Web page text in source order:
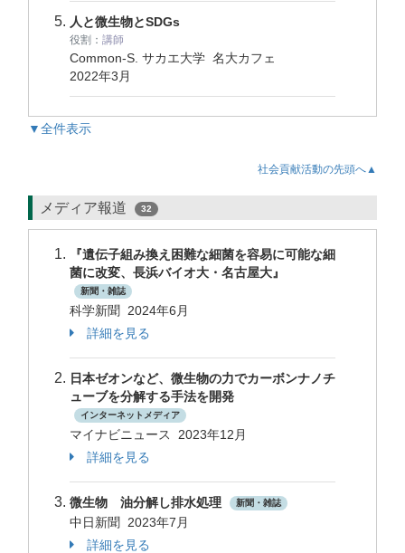
人と微生物とSDGs
役割： 講師
Common-S. サカエ大学 名大カフェ
2022年3月
▼全件表示
社会貢献活動の先頭へ▲
メディア報道 32
『遺伝子組み換え困難な細菌を容易に可能な細
菌に改変、長浜バイオ大・名古屋大』
新聞・雑誌
科学新聞 2024年6月
詳細を見る
日本ゼオンなど、微生物の力でカーボンナノチ
ューブを分解する手法を開発
インターネットメディア
マイナビニュース 2023年12月
詳細を見る
微生物 油分解し排水処理 新聞・雑誌
中日新聞 2023年7月
詳細を見る